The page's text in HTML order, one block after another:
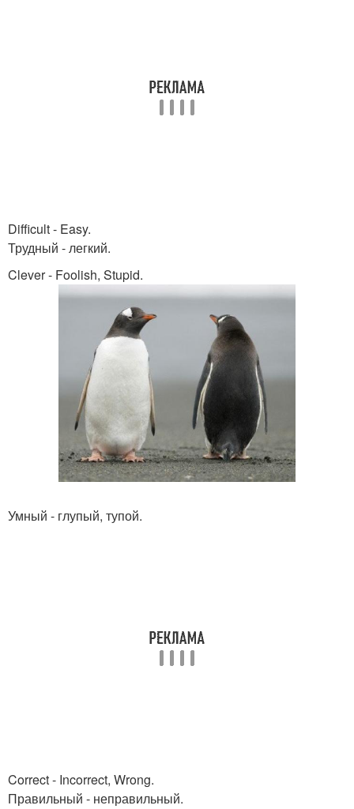
Difficult - Easy.
Трудный - легкий.
Clever - Foolish, Stupid.
Умный - глупый, тупой.
Correct - Incorrect, Wrong.
Правильный - неправильный.